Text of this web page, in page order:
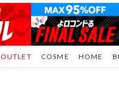
COSME HOME
OUTLET